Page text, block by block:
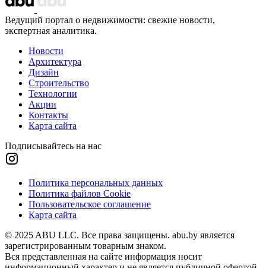
Ведущий портал о недвижимости: свежие новости,
экспертная аналитика.
Новости
Архитектура
Дизайн
Строительство
Технологии
Акции
Контакты
Карта сайта
Подписывайтесь на нас
Политика персональных данных
Политика файлов Cookie
Пользовательское соглашение
Карта сайта
© 2025 ABU LLC. Все права защищены. abu.by является
зарегистрированным товарным знаком.
Вся представленная на сайте информация носит